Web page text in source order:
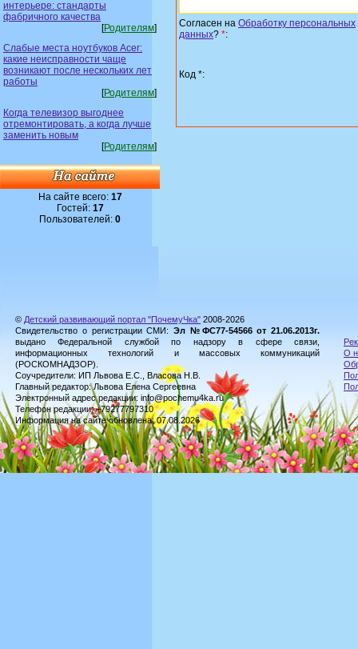
интерьере: стандарты
фабричного качества
[Родителям]
Слабые места ноутбуков Acer:
какие неисправности чаще
возникают после нескольких лет
работы
[Родителям]
Когда телевизор выгоднее
отремонтировать, а когда лучше
заменить новым
[Родителям]
На сайте всего: 17
Гостей: 17
Пользователей: 0
Согласен на Обработку персональных
данных? *:
Код *:
© Детский развивающий портал "ПочемуЧка" 2008-2026
Свидетельство о регистрации СМИ: Эл №ФС77-54566 от 21.06.2013г.
выдано Федеральной службой по надзору в сфере связи,
информационных технологий и массовых коммуникаций
(РОСКОМНАДЗОР).
Соучредители: ИП Львова Е.С., Власова Н.В.
Главный редактор: Львова Елена Сергеевна
Электронный адрес редакции: info@pochemu4ka.ru
Телефон редакции: +79277797310
Информация на сайте обновлена: 07.08.2026
О